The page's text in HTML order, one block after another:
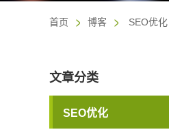
首页 博客 SEO优化
文章分类
SEO优化